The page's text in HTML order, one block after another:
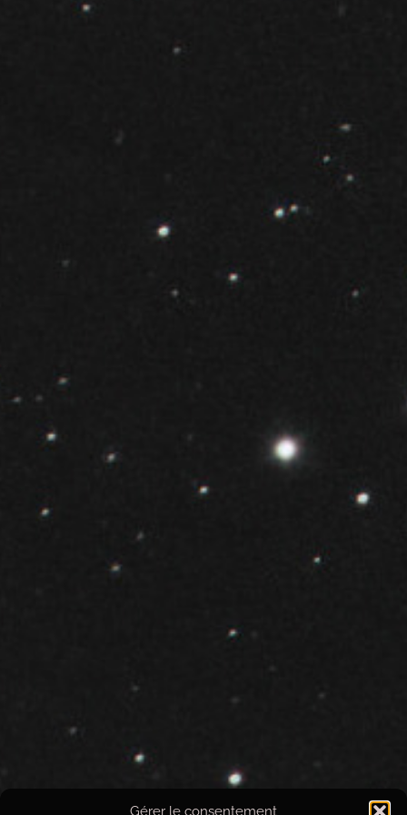
Gérer le consentement